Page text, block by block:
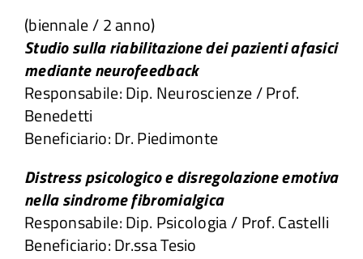
(biennale / 2 anno)
Studio sulla riabilitazione dei pazienti afasici
mediante neurofeedback
Responsabile: Dip. Neuroscienze / Prof.
Benedetti
Beneficiario: Dr. Piedimonte
Distress psicologico e disregolazione emotiva
nella sindrome fibromialgica
Responsabile: Dip. Psicologia / Prof. Castelli
Beneficiario: Dr.ssa Tesio